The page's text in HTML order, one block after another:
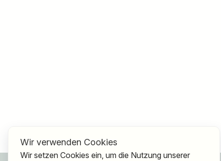
Wir verwenden Cookies
Wir setzen Cookies ein, um die Nutzung unserer